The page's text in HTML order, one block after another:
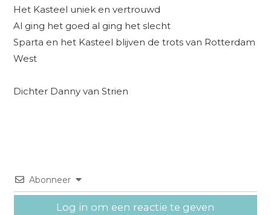
Het Kasteel uniek en vertrouwd
Al ging het goed al ging het slecht
Sparta en het Kasteel blijven de trots van Rotterdam
West
Dichter Danny van Strien
Abonneer
Log in om een reactie te geven